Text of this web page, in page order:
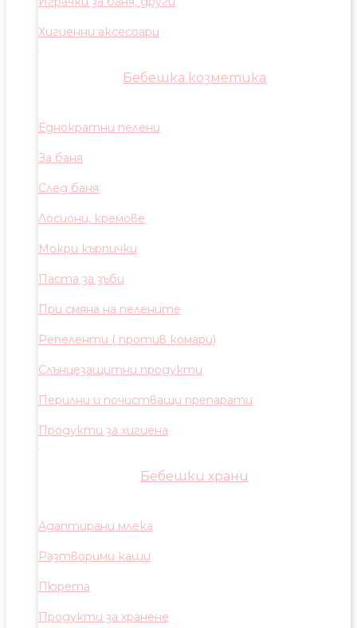
Хигиенни аксесоари
Бебешка козметика
Еднократни пелени
За баня
След баня
Лосиони, кремове
Мокри кърпички
Паста за зъби
При смяна на пелените
Репеленти ( против комари)
Слънцезащитни продукти
Перилни и почистващи препарати
Продукти за хигиена
Бебешки храни
Адаптирани млека
Разтворими каши
Пюрета
Продукти за хранене